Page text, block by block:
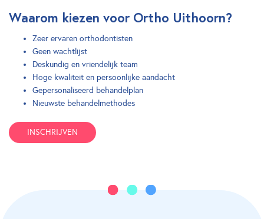
Waarom kiezen voor Ortho Uithoorn?
Zeer ervaren orthodontisten
Geen wachtlijst
Deskundig en vriendelijk team
Hoge kwaliteit en persoonlijke aandacht
Gepersonaliseerd behandelplan
Nieuwste behandelmethodes
INSCHRIJVEN